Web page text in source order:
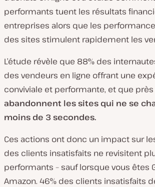
performants tuent les résultats
entreprises alors que les
des sites stimulent rapidement les
L’étude révèle que 88% des
des vendeurs en ligne offrant une
conviviale et performante, et que
abandonnent les sites qui ne se
moins de 3 secondes.
Ces actions ont donc un impact sur
des clients insatisfaits ne revisitent
performants – sauf lorsque vous êtes
Amazon. 46% des clients insatisfaits